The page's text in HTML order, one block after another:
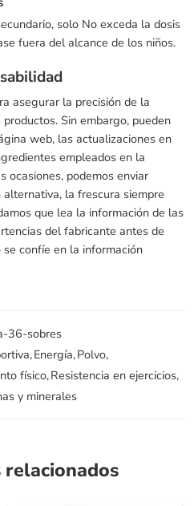
solo No exceda la dosis
fuera del alcance de los niños.
asegurar la precisión de la
Sin embargo, pueden
web, las actualizaciones en
empleados en la
ocasiones, podemos enviar
la frescura siempre
que lea la información de las
del fabricante antes de
confíe en la información
36-sobres
,Energía,Polvo,
físico,Resistencia en ejercicios,
y minerales